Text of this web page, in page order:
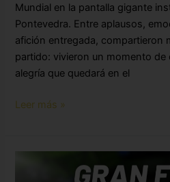
Mundial en la pantalla gigante
Pontevedra. Entre aplausos,
afición entregada, compartieron
partido: vivieron un momento de
alegría que quedará en el
Leer más »